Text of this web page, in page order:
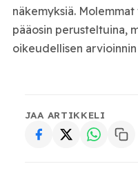
näkemyksiä.
pääosin perusteltuina,
oikeudellisen
JAA ARTIKKELI